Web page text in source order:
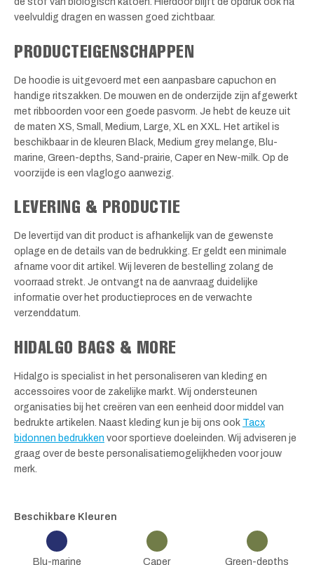
veelvuldig dragen en wassen goed zichtbaar.
PRODUCTEIGENSCHAPPEN
De hoodie is uitgevoerd met een aanpasbare capuchon en
handige ritszakken. De mouwen en de onderzijde zijn afgewerkt
met ribboorden voor een goede pasvorm. Je hebt de keuze uit
de maten XS, Small, Medium, Large, XL en XXL. Het artikel is
beschikbaar in de kleuren Black, Medium grey melange, Blu-
marine, Green-depths, Sand-prairie, Caper en New-milk. Op de
voorzijde is een vlaglogo aanwezig.
LEVERING & PRODUCTIE
De levertijd van dit product is afhankelijk van de gewenste
oplage en de details van de bedrukking. Er geldt een minimale
afname voor dit artikel. Wij leveren de bestelling zolang de
voorraad strekt. Je ontvangt na de aanvraag duidelijke
informatie over het productieproces en de verwachte
verzenddatum.
HIDALGO BAGS & MORE
Hidalgo is specialist in het personaliseren van kleding en
accessoires voor de zakelijke markt. Wij ondersteunen
organisaties bij het creëren van een eenheid door middel van
bedrukte artikelen. Naast kleding kun je bij ons ook Tacx
bidonnen bedrukken voor sportieve doeleinden. Wij adviseren je
graag over de beste personalisatiemogelijkheden voor jouw
merk.
Beschikbare Kleuren
Blu-marine Caper Green-depths